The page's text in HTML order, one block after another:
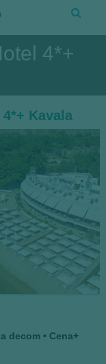
4*+
Kavala
decom • Cena+